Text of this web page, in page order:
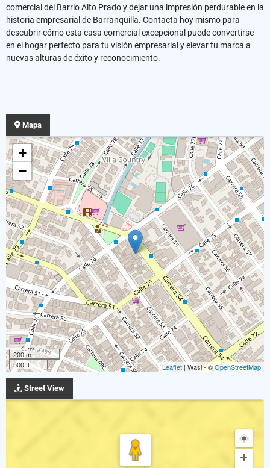
comercial del Barrio Alto Prado y dejar una impresión perdurable en la
historia empresarial de Barranquilla. Contacta hoy mismo para
descubrir cómo esta casa comercial excepcional puede convertirse
en el hogar perfecto para tu visión empresarial y elevar tu marca a
nuevas alturas de éxito y reconocimiento.
Mapa
+
−
200 m
500 ft
Leaflet | Wasi - ©OpenStreetMap
Street View